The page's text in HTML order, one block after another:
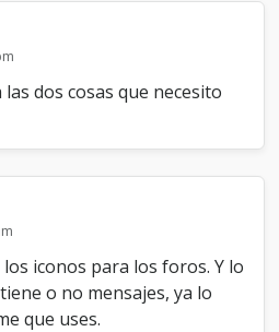
dos cosas que necesito
iconos para los foros. Y lo
o no mensajes, ya lo
que uses.